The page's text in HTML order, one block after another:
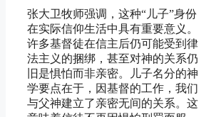
张大卫牧师强调，这种“儿子”身份
在实际信仰生活中具有重要意义。
许多基督徒在信主后仍可能受到律
法主义的捆绑，甚至对神的关系仍
旧是惧怕而非亲密。儿子名分的神
学要点在于，因基督的工作，我们
与父神建立了亲密无间的关系。这